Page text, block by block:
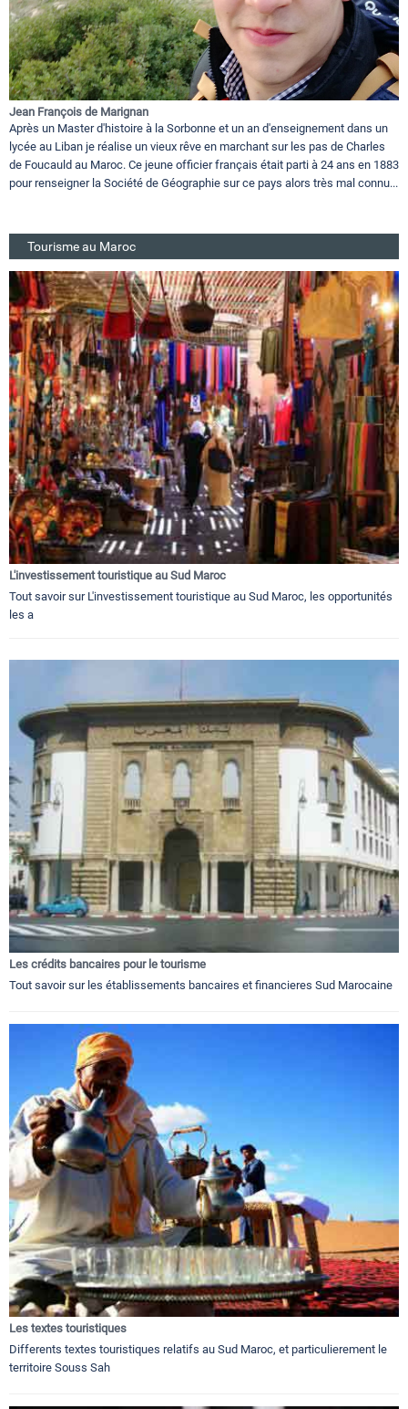
Jean François de Marignan
Après un Master d'histoire à la Sorbonne et un an d'enseignement dans un
lycée au Liban je réalise un vieux rêve en marchant sur les pas de Charles
de Foucauld au Maroc. Ce jeune officier français était parti à 24 ans en 1883
pour renseigner la Société de Géographie sur ce pays alors très mal connu...
Tourisme au Maroc
L'investissement touristique au Sud Maroc
Tout savoir sur L'investissement touristique au Sud Maroc, les opportunités
les a
Les crédits bancaires pour le tourisme
Tout savoir sur les établissements bancaires et financieres Sud Marocaine
Les textes touristiques
Differents textes touristiques relatifs au Sud Maroc, et particulierement le
territoire Souss Sah